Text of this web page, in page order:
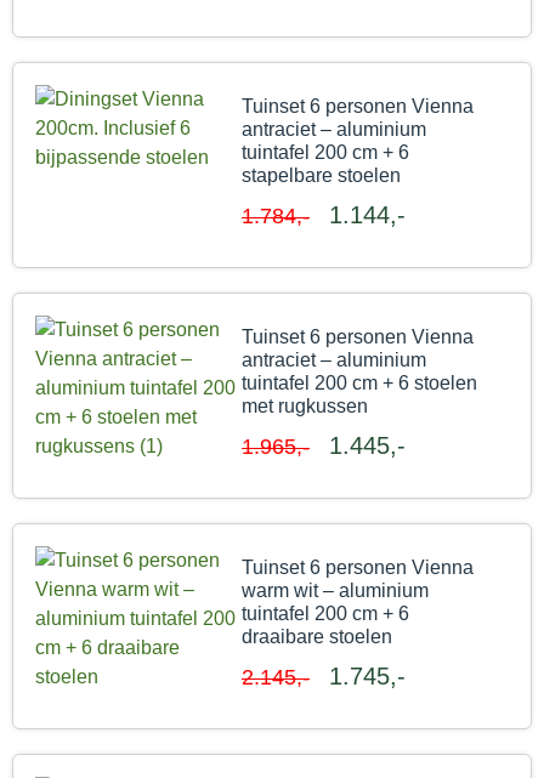
Tuinset 6 personen Vienna
antraciet – aluminium
tuintafel 200 cm + 6
stapelbare stoelen
1.784,- 1.144,-
Tuinset 6 personen Vienna
antraciet – aluminium
tuintafel 200 cm + 6 stoelen
met rugkussen
1.965,- 1.445,-
Tuinset 6 personen Vienna
warm wit – aluminium
tuintafel 200 cm + 6
draaibare stoelen
2.145,- 1.745,-